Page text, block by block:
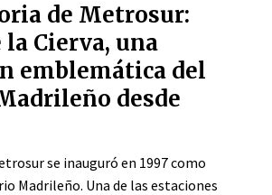
de Metrosur:
la Cierva, una
emblemática del
desde
se inauguró en 1997 como
Madrileño. Una de las estaciones